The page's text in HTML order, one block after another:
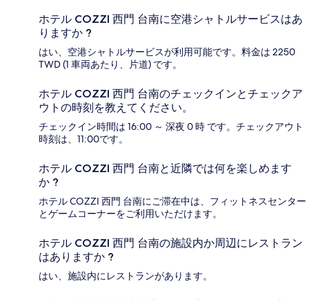
ホテル COZZI 西門 台南に空港シャトルサービスはあ
りますか ?
はい、空港シャトルサービスが利用可能です。料金は 2250
TWD (1 車両あたり、片道) です。
ホテル COZZI 西門 台南のチェックインとチェックア
ウトの時刻を教えてください。
チェックイン時間は 16:00 ～ 深夜 0 時 です。チェックアウト
時刻は、11:00です。
ホテル COZZI 西門 台南と近隣では何を楽しめます
か ?
ホテル COZZI 西門 台南にご滞在中は、フィットネスセンター
とゲームコーナーをご利用いただけます。
ホテル COZZI 西門 台南の施設内か周辺にレストラン
はありますか ?
はい、施設内にレストランがあります。